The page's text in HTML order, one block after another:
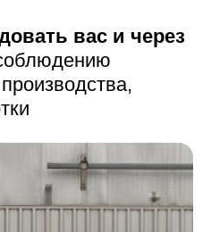
вас и через
производства,